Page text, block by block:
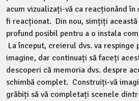
acum vizualizați-vă ca reacționând în
fi reacționat. Din nou, simțiți această
profund posibil pentru a o instala
La început, creierul dvs. va respinge
imagine, dar continuați să faceți
descoperi că memoria dvs. despre
schimbă complet. Construiți-vă
grăbiți să vă completați scenele